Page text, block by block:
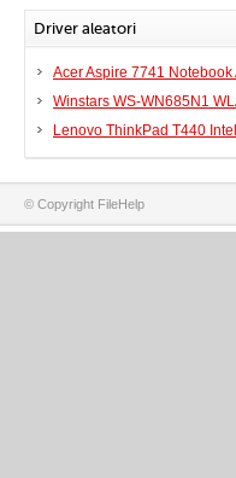
Driver aleatori
Acer Aspire 7741 Notebook
Winstars WS-WN685N1
Lenovo ThinkPad T440
© Copyright FileHelp